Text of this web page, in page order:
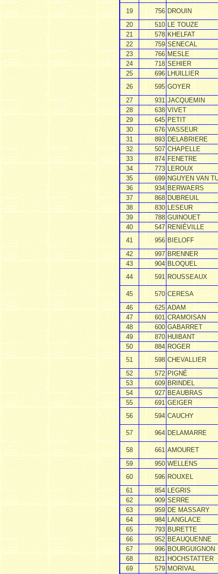
19
756 DROUIN
20
510 LE TOUZE
21
578 KHELFAT
22
759 SENECAL
23
766 MESLE
24
718 SEHIER
25
696 LHUILLIER
26
595 GOYER
27
931 JACQUEMIN
28
638 VIVET
29
645 PETIT
30
676 VASSEUR
31
893 DELABRIERE
32
507 CHAPELLE
33
874 FENETRE
34
773 LEROUX
35
699 NGUYEN VAN
36
934 BERWAERS
37
868 DUBREUIL
38
830 LESEUR
39
788 GUINOUET
40
547 RENIÉVILLE
41
956 BIELOFF
42
997 BRENNER
43
904 BLOQUEL
44
591 ROUSSEAUX
45 570 CERESA
46
625 ADAM
47
601 CRAMOISAN
48
600 GABARRET
49
870 HUIBANT
50
884 ROGER
51
598 CHEVALLIER
52
572 PIGNÉ
53
609 BRINDEL
54
927 BEAUBRAS
55
691 GEIGER
56
594 CAUCHY
57 964 DELAMARRE
58 661 AMOURET
59
950 WELLENS
60
596 ROUXEL
61
854 LEGRIS
62
909 SERRE
63
959 DE MASSARY
64
984 LANGLACE
65
793 BURETTE
66
952 BEAUQUENNE
67
996 BOURGUIGNON
68
821 HOCHSTATTER
69
579 MORIVAL